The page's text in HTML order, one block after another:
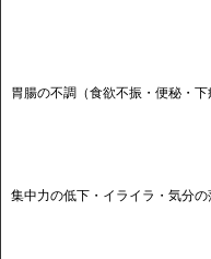
胃腸の不調（食欲不振・便秘・下
集中力の低下・イライラ・気分の